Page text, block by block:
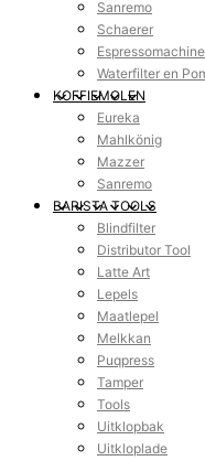
Sanremo
Schaerer
Waterfilter en
KOFFIEMOLEN
Eureka
Mahlkönig
Mazzer
Sanremo
BARISTA TOOLS
Blindfilter
Distributor Tool
Latte Art
Lepels
Maatlepel
Melkkan
Puqpress
Tamper
Tools
Uitklopbak
Uitkloplade